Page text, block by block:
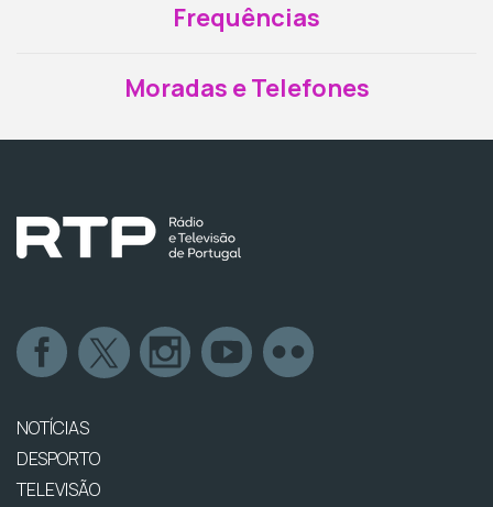
Frequências
Moradas e Telefones
NOTÍCIAS
DESPORTO
TELEVISÃO